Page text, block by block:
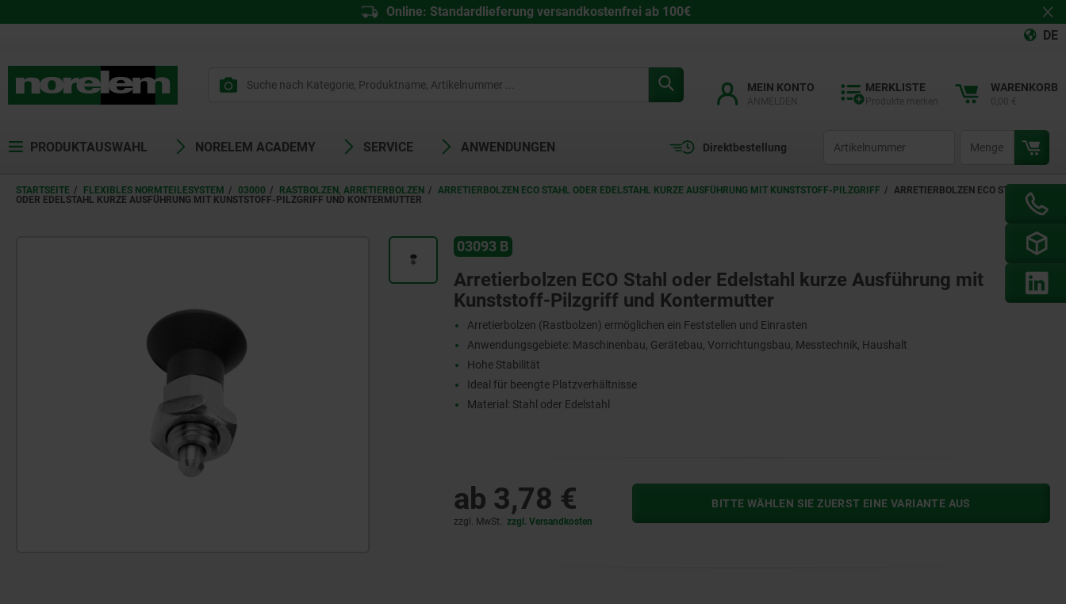
Online: Standardlieferung versandkostenfrei ab 100€
DE
MEIN KONTO MERKLISTE WARENKORB
PRODUKTAUSWAHL NORELEM ACADEMY SERVICE ANWENDUNGEN Direktbestellung
STARTSEITE FLEXIBLES NORMTEILESYSTEM 03000 RASTBOLZEN, ARRETIERBOLZEN ARRETIERBOLZEN ECO STAHL ODER EDELSTAHL KURZE AUSFÜHRUNG MIT KUNSTSTOFF-PILZGRIFF
ARRETIERBOLZEN ECO STAHL
ODER EDELSTAHL KURZE AUSFÜHRUNG MIT KUNSTSTOFF-PILZGRIFF UND KONTERMUTTER
03093 B
Arretierbolzen ECO Stahl oder Edelstahl kurze Ausführung mit
Kunststoff-Pilzgriff und Kontermutter
Arretierbolzen (Rastbolzen) ermöglichen ein Feststellen und Einrasten
Anwendungsgebiete: Maschinenbau, Gerätebau, Vorrichtungsbau, Messtechnik, Haushalt
Hohe Stabilität
Ideal für beengte Platzverhältnisse
Material: Stahl oder Edelstahl
ab 3,78 €
zzgl. MwSt. zzgl. Versandkosten
BITTE WÄHLEN SIE ZUERST EINE VARIANTE AUS